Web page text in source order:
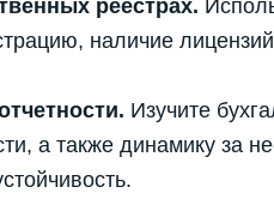
реестрах.
наличие
Изучите
а также динамику за